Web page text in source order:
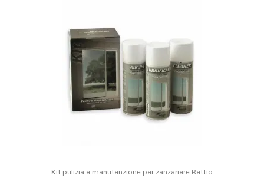
Kit pulizia e manutenzione per zanzariere Bettio